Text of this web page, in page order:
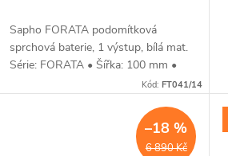
Sapho FORATA podomítková
sprchová baterie, 1 výstup, bílá mat.
Série: FORATA • Šířka: 100 mm •
Výška: 155 mm • Barva: Bílá mat •
Kód:FT041/14
6 890 Kč
–18 %